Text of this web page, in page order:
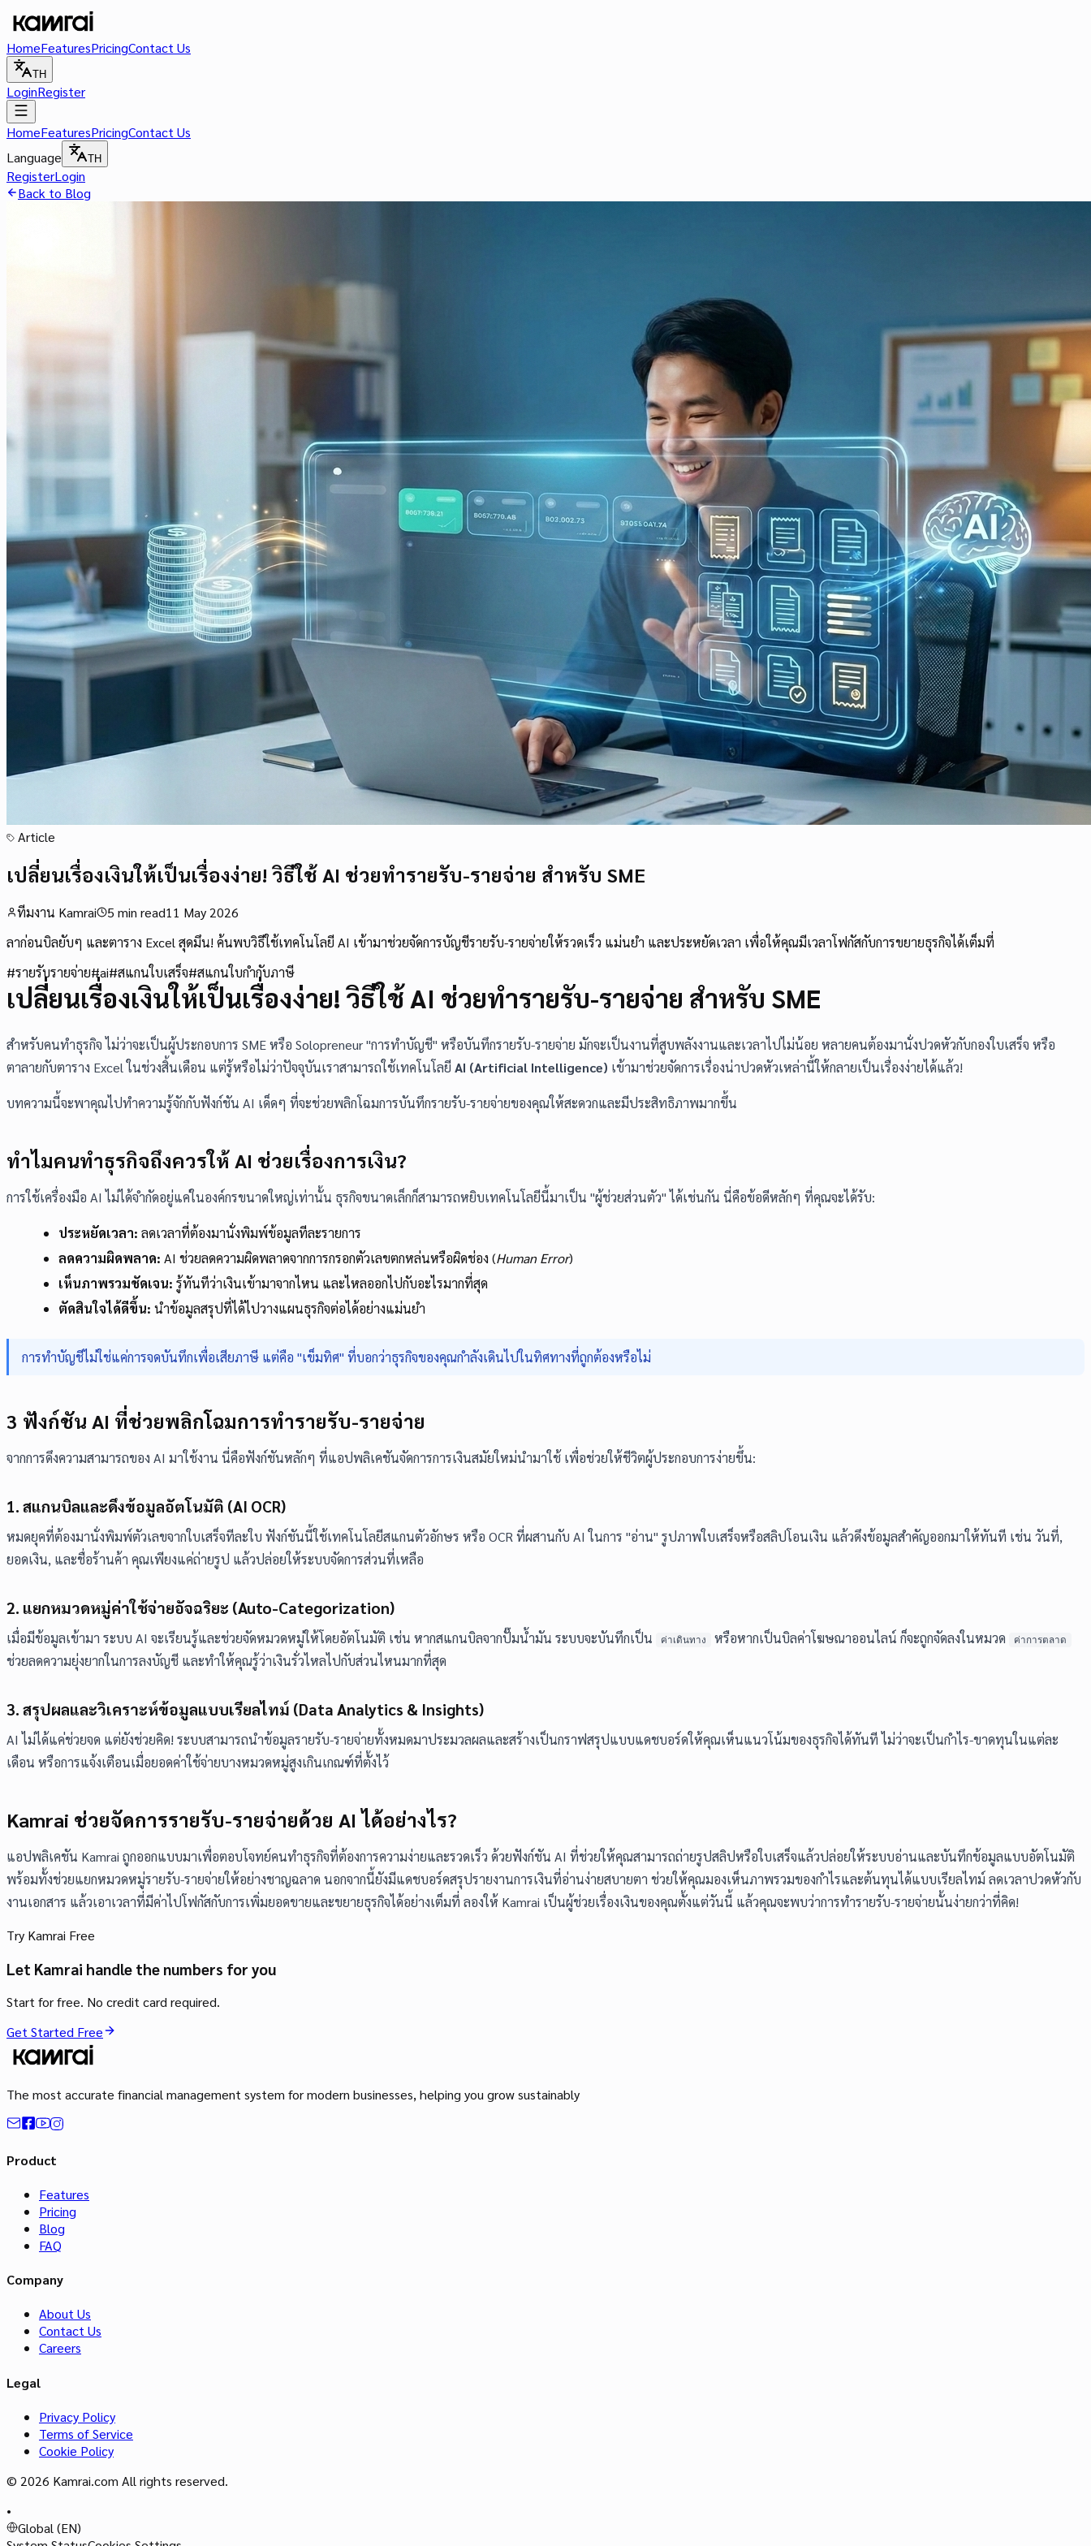
HomeFeaturesPricingContact Us
TH
LoginRegister
HomeFeaturesPricingContact Us
Language
TH
RegisterLogin
Back to Blog
Article
เปลี่ยนเรื่องเงินให้เป็นเรื่องง่าย! วิธีใช้ AI ช่วยทำรายรับ-รายจ่าย สำหรับ SME
ทีมงาน Kamrai 5 min read11 May 2026
ลาก่อนบิลยับๆ และตาราง Excel สุดมึน! ค้นพบวิธีใช้เทคโนโลยี AI เข้ามาช่วยจัดการบัญชีรายรับ-รายจ่ายให้รวดเร็ว แม่นยำ และประหยัดเวลา เพื่อให้คุณมีเวลาโฟกัสกับการขยายธุรกิจได้เต็มที่
#รายรับรายจ่าย#ai#สแกนใบเสร็จ#สแกนใบกำกับภาษี
เปลี่ยนเรื่องเงินให้เป็นเรื่องง่าย! วิธีใช้ AI ช่วยทำรายรับ-รายจ่าย สำหรับ SME
สำหรับคนทำธุรกิจ ไม่ว่าจะเป็นผู้ประกอบการ SME หรือ Solopreneur "การทำบัญชี" หรือบันทึกรายรับ-รายจ่าย มักจะเป็นงานที่สูบพลังงานและเวลาไปไม่น้อย หลายคนต้องมานั่งปวดหัวกับกองใบเสร็จ หรือ
ตาลายกับตาราง Excel ในช่วงสิ้นเดือน แต่รู้หรือไม่ว่าปัจจุบันเราสามารถใช้เทคโนโลยี AI (Artificial Intelligence) เข้ามาช่วยจัดการเรื่องน่าปวดหัวเหล่านี้ให้กลายเป็นเรื่องง่ายได้แล้ว!
บทความนี้จะพาคุณไปทำความรู้จักกับฟังก์ชัน AI เด็ดๆ ที่จะช่วยพลิกโฉมการบันทึกรายรับ-รายจ่ายของคุณให้สะดวกและมีประสิทธิภาพมากขึ้น
ทำไมคนทำธุรกิจถึงควรให้ AI ช่วยเรื่องการเงิน?
การใช้เครื่องมือ AI ไม่ได้จำกัดอยู่แค่ในองค์กรขนาดใหญ่เท่านั้น ธุรกิจขนาดเล็กก็สามารถหยิบเทคโนโลยีนี้มาเป็น "ผู้ช่วยส่วนตัว" ได้เช่นกัน นี่คือข้อดีหลักๆ ที่คุณจะได้รับ:
ประหยัดเวลา: ลดเวลาที่ต้องมานั่งพิมพ์ข้อมูลทีละรายการ
ลดความผิดพลาด: AI ช่วยลดความผิดพลาดจากการกรอกตัวเลขตกหล่นหรือผิดช่อง (Human Error)
เห็นภาพรวมชัดเจน: รู้ทันทีว่าเงินเข้ามาจากไหน และไหลออกไปกับอะไรมากที่สุด
ตัดสินใจได้ดีขึ้น: นำข้อมูลสรุปที่ได้ไปวางแผนธุรกิจต่อได้อย่างแม่นยำ
การทำบัญชีไม่ใช่แค่การจดบันทึกเพื่อเสียภาษี แต่คือ "เข็มทิศ" ที่บอกว่าธุรกิจของคุณกำลังเดินไปในทิศทางที่ถูกต้องหรือไม่
3 ฟังก์ชัน AI ที่ช่วยพลิกโฉมการทำรายรับ-รายจ่าย
จากการดึงความสามารถของ AI มาใช้งาน นี่คือฟังก์ชันหลักๆ ที่แอปพลิเคชันจัดการการเงินสมัยใหม่นำมาใช้ เพื่อช่วยให้ชีวิตผู้ประกอบการง่ายขึ้น:
1. สแกนบิลและดึงข้อมูลอัตโนมัติ (AI OCR)
หมดยุคที่ต้องมานั่งพิมพ์ตัวเลขจากใบเสร็จทีละใบ ฟังก์ชันนี้ใช้เทคโนโลยีสแกนตัวอักษร หรือ OCR ที่ผสานกับ AI ในการ "อ่าน" รูปภาพใบเสร็จหรือสลิปโอนเงิน แล้วดึงข้อมูลสำคัญออกมาให้ทันที เช่น วันที่,
ยอดเงิน, และชื่อร้านค้า คุณเพียงแค่ถ่ายรูป แล้วปล่อยให้ระบบจัดการส่วนที่เหลือ
2. แยกหมวดหมู่ค่าใช้จ่ายอัจฉริยะ (Auto-Categorization)
เมื่อมีข้อมูลเข้ามา ระบบ AI จะเรียนรู้และช่วยจัดหมวดหมู่ให้โดยอัตโนมัติ เช่น หากสแกนบิลจากปั๊มน้ำมัน ระบบจะบันทึกเป็น ค่าเดินทาง หรือหากเป็นบิลค่าโฆษณาออนไลน์ ก็จะถูกจัดลงในหมวด ค่าการตลาด
ช่วยลดความยุ่งยากในการลงบัญชี และทำให้คุณรู้ว่าเงินรั่วไหลไปกับส่วนไหนมากที่สุด
3. สรุปผลและวิเคราะห์ข้อมูลแบบเรียลไทม์ (Data Analytics & Insights)
AI ไม่ได้แค่ช่วยจด แต่ยังช่วยคิด! ระบบสามารถนำข้อมูลรายรับ-รายจ่ายทั้งหมดมาประมวลผลและสร้างเป็นกราฟสรุปแบบแดชบอร์ดให้คุณเห็นแนวโน้มของธุรกิจได้ทันที ไม่ว่าจะเป็นกำไร-ขาดทุนในแต่ละ
เดือน หรือการแจ้งเตือนเมื่อยอดค่าใช้จ่ายบางหมวดหมู่สูงเกินเกณฑ์ที่ตั้งไว้
Kamrai ช่วยจัดการรายรับ-รายจ่ายด้วย AI ได้อย่างไร?
แอปพลิเคชัน Kamrai ถูกออกแบบมาเพื่อตอบโจทย์คนทำธุรกิจที่ต้องการความง่ายและรวดเร็ว ด้วยฟังก์ชัน AI ที่ช่วยให้คุณสามารถถ่ายรูปสลิปหรือใบเสร็จแล้วปล่อยให้ระบบอ่านและบันทึกข้อมูลแบบอัตโนมัติ
พร้อมทั้งช่วยแยกหมวดหมู่รายรับ-รายจ่ายให้อย่างชาญฉลาด นอกจากนี้ยังมีแดชบอร์ดสรุปรายงานการเงินที่อ่านง่ายสบายตา ช่วยให้คุณมองเห็นภาพรวมของกำไรและต้นทุนได้แบบเรียลไทม์ ลดเวลาปวดหัวกับ
งานเอกสาร แล้วเอาเวลาที่มีค่าไปโฟกัสกับการเพิ่มยอดขายและขยายธุรกิจได้อย่างเต็มที่ ลองให้ Kamrai เป็นผู้ช่วยเรื่องเงินของคุณตั้งแต่วันนี้ แล้วคุณจะพบว่าการทำรายรับ-รายจ่ายนั้นง่ายกว่าที่คิด!
Try Kamrai Free
Let Kamrai handle the numbers for you
Start for free. No credit card required.
Get Started Free
The most accurate financial management system for modern businesses, helping you grow sustainably
Product
Features
Pricing
Blog
FAQ
Company
About Us
Contact Us
Careers
Legal
Privacy Policy
Terms of Service
Cookie Policy
© 2026 Kamrai.com All rights reserved.
•
Global (EN)